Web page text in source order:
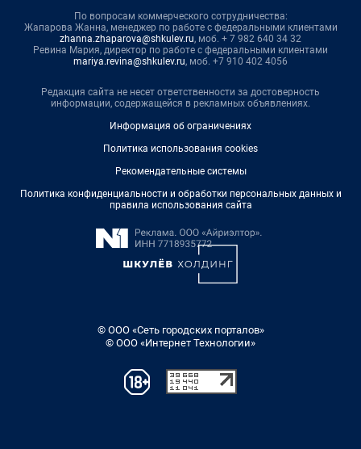
По вопросам коммерческого сотрудничества:
Жапарова Жанна, менеджер по работе с федеральными клиентами
zhanna.zhaparova@shkulev.ru, моб. + 7 982 640 34 32
Ревина Мария, директор по работе с федеральными клиентами
mariya.revina@shkulev.ru, моб. +7 910 402 4056
Редакция сайта не несет ответственности за достоверность
информации, содержащейся в рекламных объявлениях.
Информация об ограничениях
Политика использования cookies
Рекомендательные системы
Политика конфиденциальности и обработки персональных данных и
правила использования сайта
© ООО «Сеть городских порталов»
© ООО «Интернет Технологии»